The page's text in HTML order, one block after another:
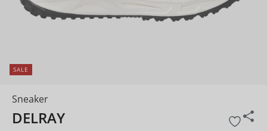
SALE
Sneaker
DELRAY